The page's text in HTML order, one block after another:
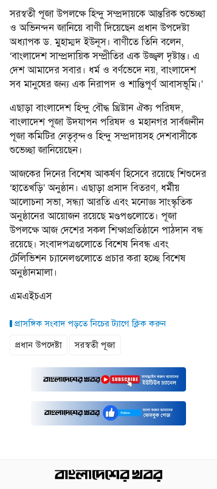
সরস্বতী পূজা উপলক্ষে হিন্দু সম্প্রদায়কে আন্তরিক শুভেচ্ছা
ও অভিনন্দন জানিয়ে বাণী দিয়েছেন প্রধান উপদেষ্টা
অধ্যাপক ড. মুহাম্মদ ইউনূস। বাণীতে তিনি বলেন,
‘বাংলাদেশ সাম্প্রদায়িক সম্প্রীতির এক উজ্জ্বল দৃষ্টান্ত। এ
দেশ আমাদের সবার। ধর্ম ও বর্ণভেদে নয়, বাংলাদেশ
সব মানুষের জন্য এক নিরাপদ ও শান্তিপূর্ণ আবাসভূমি।’
এছাড়া বাংলাদেশ হিন্দু বৌদ্ধ খ্রিষ্টান ঐক্য পরিষদ,
বাংলাদেশ পূজা উদযাপন পরিষদ ও মহানগর সার্বজনীন
পূজা কমিটির নেতৃবৃন্দও হিন্দু সম্প্রদায়সহ দেশবাসীকে
শুভেচ্ছা জানিয়েছেন।
আজকের দিনের বিশেষ আকর্ষণ হিসেবে রয়েছে শিশুদের
‘হাতেখড়ি’ অনুষ্ঠান। এছাড়া প্রসাদ বিতরণ, ধর্মীয়
আলোচনা সভা, সন্ধ্যা আরতি এবং মনোজ্ঞ সাংস্কৃতিক
অনুষ্ঠানের আয়োজন রয়েছে মণ্ডপগুলোতে। পূজা
উপলক্ষে আজ দেশের সকল শিক্ষাপ্রতিষ্ঠানে পাঠদান বন্ধ
রয়েছে। সংবাদপত্রগুলোতে বিশেষ নিবন্ধ এবং
টেলিভিশন চ্যানেলগুলোতে প্রচার করা হচ্ছে বিশেষ
অনুষ্ঠানমালা।
এমএইচএস
প্রাসঙ্গিক সংবাদ পড়তে নিচের ট্যাগে ক্লিক করুন
প্রধান উপদেষ্টা
সরস্বতী পূজা